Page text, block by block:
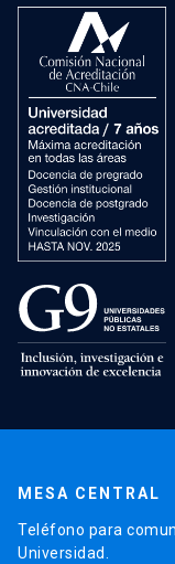
MESA CENTRAL
Teléfono para
Universidad.